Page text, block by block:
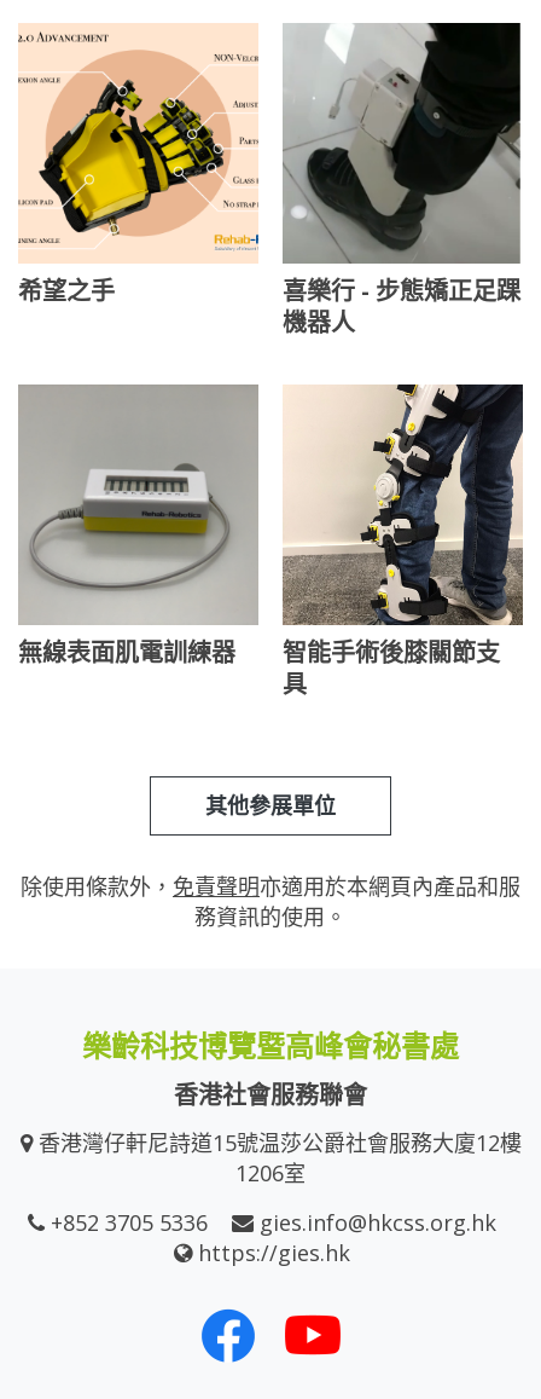
希望之手
喜樂行 - 步態矯正足踝
機器人
無線表面肌電訓練器
智能手術後膝關節支
具
其他參展單位
除使用條款外， 免責聲明亦適用於本網頁內產品和服
務資訊的使用。
樂齡科技博覽暨高峰會秘書處
香港社會服務聯會
香港灣仔軒尼詩道15號温莎公爵社會服務大廈12樓
1206室
+852 3705 5336
gies.info@hkcss.org.hk
https://gies.hk